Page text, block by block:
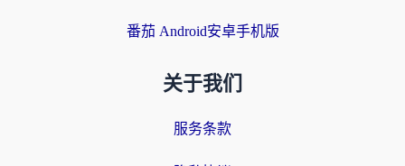
番茄 Android安卓手机版
关于我们
服务条款